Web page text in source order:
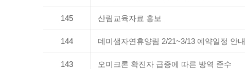
145 산림교육자료 홍보
144 데미샘자연휴양림 2/21~3/13 예약일정 안내
143 오미크론 확진자 급증에 따른 방역 준수